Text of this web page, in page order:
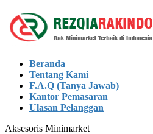
Skip
to
the
Skip
to
the
Beranda
Tentang Kami
F.A.Q (Tanya Jawab)
Kantor Pemasaran
Ulasan Pelanggan
Aksesoris Minimarket